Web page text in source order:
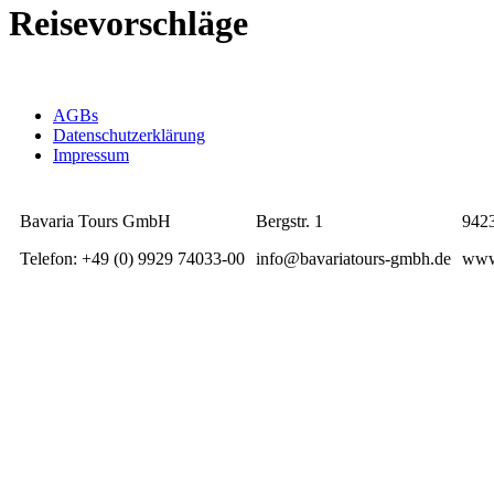
Reisevorschläge
AGBs
Datenschutzerklärung
Impressum
Bavaria Tours GmbH
Telefon: +49 (0) 9929 74033-00
Bergstr. 1
info@bavariatours-gmbh.de